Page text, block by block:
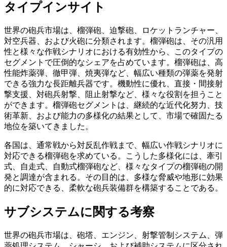
タイプインサイト
世界の砲兵市場は、榴弾砲、迫撃砲、ロケットランチャー、
対空兵器、および火砲に分類されます。榴弾砲は、その汎用
性と様々な作戦シナリオにおける有効性から、このタイプの
セグメントで圧倒的なシェアを占めています。榴弾砲は、高
性能炸薬弾、徹甲弾、焼夷弾など、幅広い種類の弾薬を発射
できる強力な長距離兵器です。機動性に優れ、直接・間接射
撃支援、対砲兵射撃、阻止射撃など、様々な役割を担うこと
ができます。榴弾砲セグメントは、継続的な近代化努力、技
術革新、および能力の多様化の結果として、市場で確固たる
地位を築いてきました。
各国は、通常戦から対反乱作戦まで、幅広い作戦シナリオに
対応できる榴弾砲を求めている。こうした多様化には、牽引
式、自走式、自動式榴弾砲など、様々なタイプの榴弾砲の開
発と調達が含まれる。その目的は、多様な脅威や地形に効果
的に対応できる、柔軟な砲兵装備群を構築することである。
サブシステムに関する考察
世界の砲兵市場は、砲塔、エンジン、射撃管制システム、弾